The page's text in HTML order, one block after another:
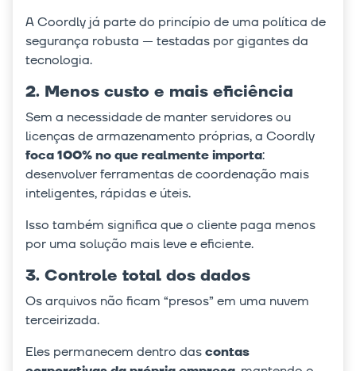
A Coordly já parte do princípio de uma política de
segurança robusta — testadas por gigantes da
tecnologia.
2. Menos custo e mais eficiência
Sem a necessidade de manter servidores ou
licenças de armazenamento próprias, a Coordly
foca 100% no que realmente importa:
desenvolver ferramentas de coordenação mais
inteligentes, rápidas e úteis.
Isso também significa que o cliente paga menos
por uma solução mais leve e eficiente.
3. Controle total dos dados
Os arquivos não ficam “presos” em uma nuvem
terceirizada.
Eles permanecem dentro dascontas